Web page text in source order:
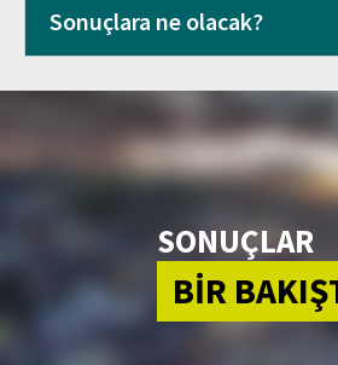
Sonuçlara ne olacak?
SONUÇLAR
BİR